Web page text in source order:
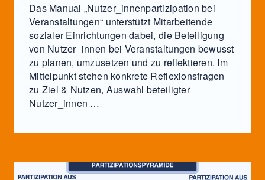
Das Manual „Nutzer_innenpartizipation bei
Veranstaltungen“ unterstützt Mitarbeitende
sozialer Einrichtungen dabei, die Beteiligung
von Nutzer_innen bei Veranstaltungen bewusst
zu planen, umzusetzen und zu reflektieren. Im
Mittelpunkt stehen konkrete Reflexionsfragen
zu Ziel & Nutzen, Auswahl beteiligter
Nutzer_innen …